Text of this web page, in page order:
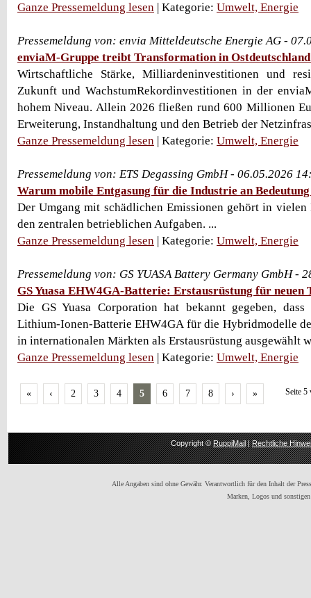
Ganze Pressemeldung lesen | Kategorie: Umwelt, Energie
Pressemeldung von: envia Mitteldeutsche Energie AG -
enviaM-Gruppe treibt Transformation in
Wirtschaftliche Stärke, Milliardeninvestitionen und
Zukunft und WachstumRekordinvestitionen in der
hohem Niveau. Allein 2026 fließen rund 600 Millionen
Erweiterung, Instandhaltung und den Betrieb der
Ganze Pressemeldung lesen | Kategorie: Umwelt, Energie
Pressemeldung von: ETS Degassing GmbH - 06.05.2026
Warum mobile Entgasung für die Industrie an
Der Umgang mit schädlichen Emissionen gehört in
den zentralen betrieblichen Aufgaben. ...
Ganze Pressemeldung lesen | Kategorie: Umwelt, Energie
Pressemeldung von: GS YUASA Battery Germany GmbH -
GS Yuasa EHW4GA-Batterie: Erstausrüstung für neuen
Die GS Yuasa Corporation hat bekannt gegeben,
Lithium-Ionen-Batterie EHW4GA für die Hybridmodelle
in internationalen Märkten als Erstausrüstung ausgewählt
Ganze Pressemeldung lesen | Kategorie: Umwelt, Energie
« ‹ 2 3 4 5 6 7 8 › » Seite 5
Copyright ©RuppiMail|Rechtliche
Alle Angaben sind ohne Gewähr. Verantwortlich für den Inhalt der
Marken, Logos und